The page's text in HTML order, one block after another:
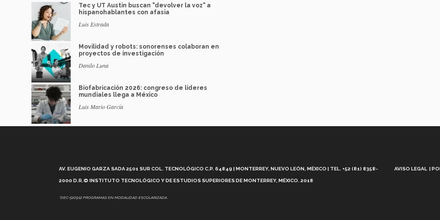
Tec y UT Austin buscan "devolver la voz" a
hispanohablantes con afasia
Luis Estrada
Movilidad y robots: sonorenses colaboran en
proyectos de investigación
Danilo Luna
Biofabricación 2026: congreso de líderes
mundiales llega a México
Luis Mario García
AV. EUGENIO GARZA SADA 2501 SUR COL. TECNOLÓGICO C.P. 64849 | MONTERREY, NUEVO LEÓN, MÉXICO | TEL. +52 (81) 8358-
2000 D.R.© INSTITUTO TECNOLÓGICO Y DE ESTUDIOS SUPERIORES DE MONTERREY, MÉXICO. 2018
*DEC-520912 PROGRAMAS EN MODALIDAD ESCOLARIZADA.
AVISO LEGAL